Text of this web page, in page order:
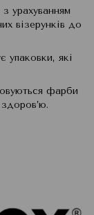
урахуванням
візерунків до
упаковки, які
фарби